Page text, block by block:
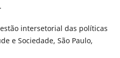
intersetorial das políticas
e Sociedade, São Paulo,